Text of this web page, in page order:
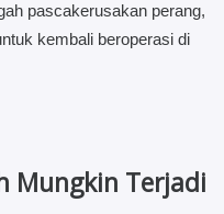
pascakerusakan perang,
kembali beroperasi di
Mungkin Terjadi